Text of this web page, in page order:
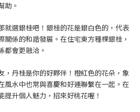
助。
就選銀桂吧！銀桂的花是銀白色的，代表
關係的和諧發展。在住宅東方種棵銀桂，
都會更融洽。
，丹桂是你的好夥伴！橙紅色的花朵，象
風水中也常與喜慶和好運聯繫在一起。在
提升個人魅力，招來好桃花喔！